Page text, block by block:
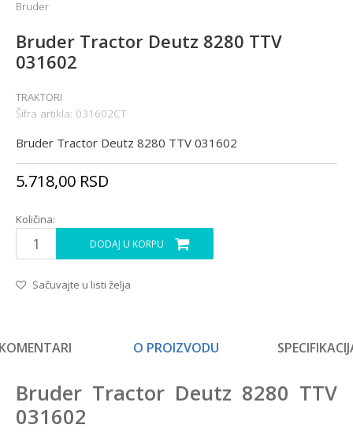
Bruder
Bruder Tractor Deutz 8280 TTV
031602
TRAKTORI
Šifra artikla: 031602CT
Bruder Tractor Deutz 8280 TTV 031602
5.718,00 RSD
Količina:
DODAJ U KORPU
Sačuvajte u listi želja
O PROIZVODU
Bruder Tractor Deutz 8280 TTV
031602